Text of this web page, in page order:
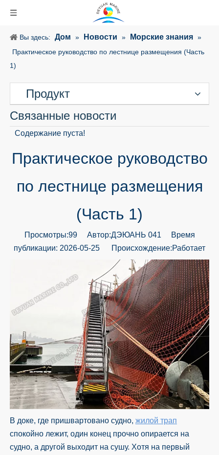
Вы здесь: Дом » Новости » Морские знания »
Практическое руководство по лестнице размещения (Часть
1)
Продукт
Связанные новости
Содержание пуста!
Практическое руководство
по лестнице размещения
(Часть 1)
Просмотры:99Автор:ДЭЮАНЬ 041 Время
публикации: 2026-05-25 Происхождение:Работает
В доке, где пришвартовано судно, жилой трап
спокойно лежит, один конец прочно опирается на
судно, а другой выходит на сушу. Хотя на первый